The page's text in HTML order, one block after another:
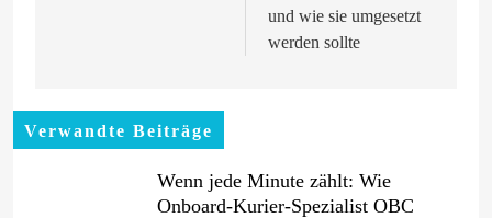
und wie sie umgesetzt
werden sollte
Verwandte Beiträge
Wenn jede Minute zählt: Wie
Onboard-Kurier-Spezialist OBC